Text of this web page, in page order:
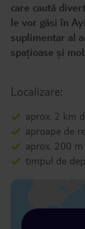
care caută
le vor găsi în
suplimentar al
spațioase și
Localizare:
aprox. 2 km
aproape de
aprox. 200 m
timpul de